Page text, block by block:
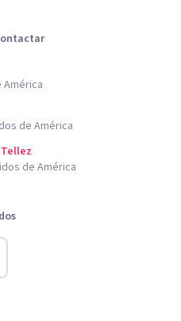
América
de América
de América